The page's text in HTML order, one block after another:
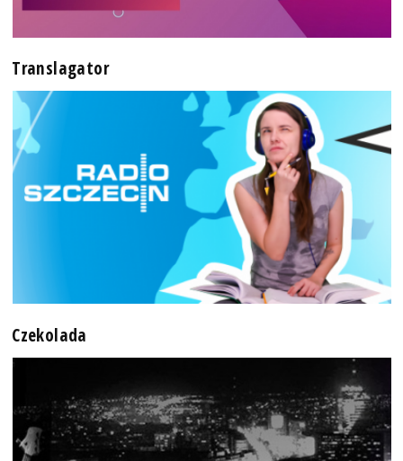
Translagator
Czekolada